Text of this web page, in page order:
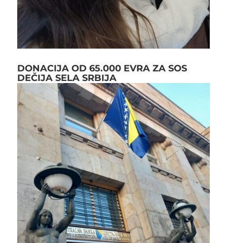
DONACIJA OD 65.000 EVRA ZA SOS
DEČIJA SELA SRBIJA